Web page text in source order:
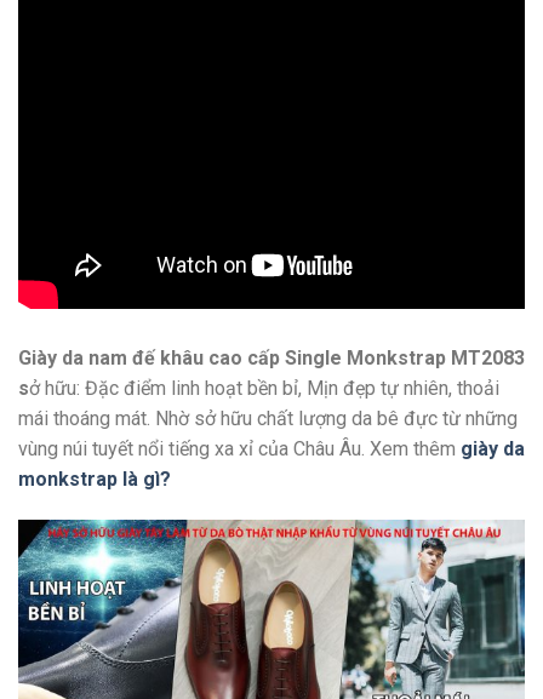
Giày da nam đế khâu cao cấp Single Monkstrap MT2083
sở hữu: Đặc điểm linh hoạt bền bỉ, Mịn đẹp tự nhiên, thoải
mái thoáng mát. Nhờ sở hữu chất lượng da bê đực từ những
vùng núi tuyết nổi tiếng xa xỉ của Châu Âu. Xem thêm giày da
monkstrap là gì?